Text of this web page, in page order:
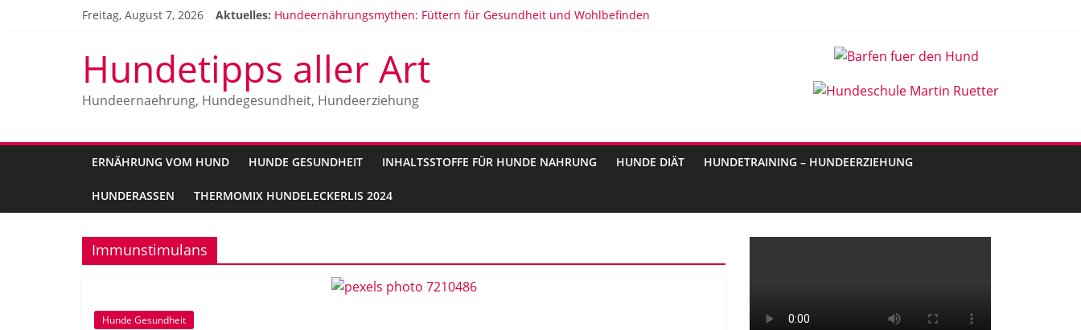
Freitag, August 7, 2026 Aktuelles: Hundeernährungsmythen: Füttern für Gesundheit und Wohlbefinden
Die beliebtesten Hunderassen in Deutschland 2025
Malinois Herrkunft und Geschichte
Hundetipps aller Art
Hundeernaehrung, Hundegesundheit, Hundeerziehung
ERNÄHRUNG VOM HUND HUNDE GESUNDHEIT INHALTSSTOFFE FÜR HUNDE NAHRUNG HUNDE DIÄT HUNDETRAINING – HUNDEERZIEHUNG
HUNDERASSEN THERMOMIX HUNDELECKERLIS 2024
Immunstimulans
Hunde Gesundheit